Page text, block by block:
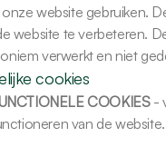
website gebruiken.
website te verbeteren.
verwerkt en niet
cookies
COOKIES -
van de website.